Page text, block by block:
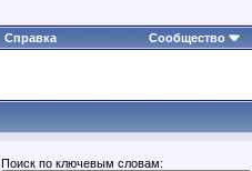
Справка Сообщество
Поиск по ключевым словам: